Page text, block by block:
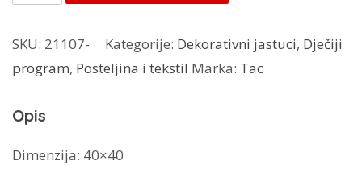
Minnie
količina
SKU: 21107- Kategorije: Dekorativni jastuci, Dječiji
program, Posteljina i tekstil Marka: Tac
Opis
Dimenzija: 40×40